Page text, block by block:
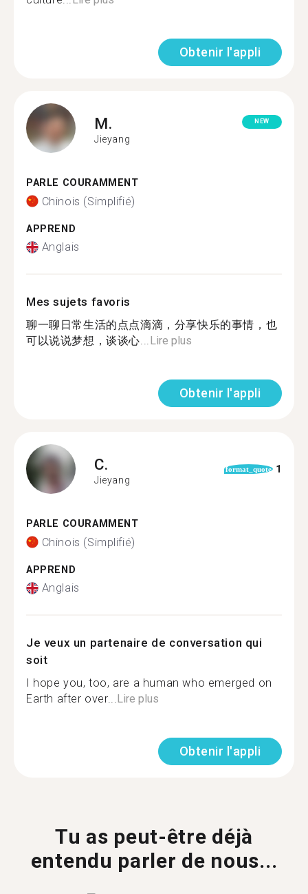
Obtenir l'appli
M.
Jieyang
NEW
PARLE COURAMMENT
Chinois (Simplifié)
APPREND
Anglais
Mes sujets favoris
聊一聊日常生活的点点滴滴，分享快乐的事情，也
可以说说梦想，谈谈心...Lire plus
Obtenir l'appli
C.
Jieyang
format_quote 1
PARLE COURAMMENT
Chinois (Simplifié)
APPREND
Anglais
Je veux un partenaire de conversation qui
soit
I hope you, too, are a human who emerged on
Earth after over...Lire plus
Obtenir l'appli
Tu as peut-être déjà
entendu parler de nous...